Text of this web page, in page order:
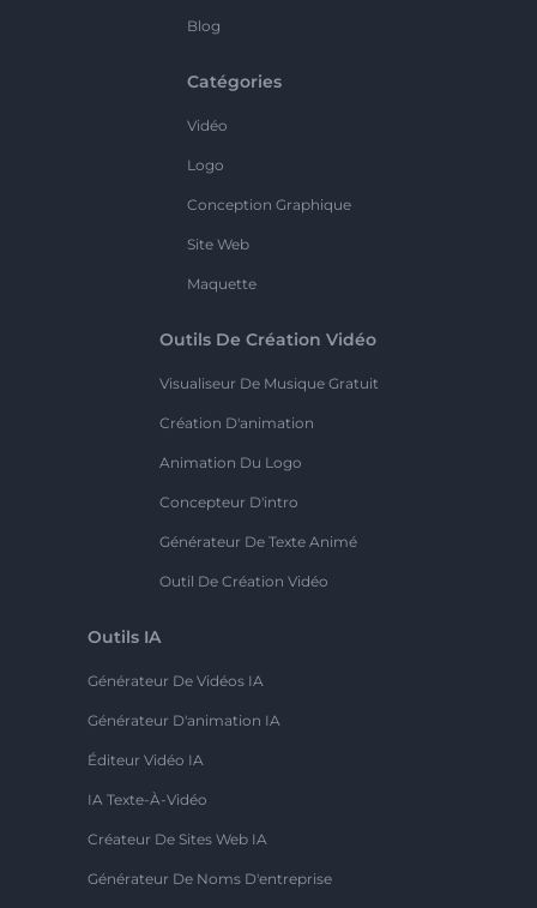
Blog
Catégories
Vidéo
Logo
Conception Graphique
Site Web
Maquette
Outils De Création Vidéo
Visualiseur De Musique Gratuit
Création D'animation
Animation Du Logo
Concepteur D'intro
Générateur De Texte Animé
Outil De Création Vidéo
Outils IA
Générateur De Vidéos IA
Générateur D'animation IA
Éditeur Vidéo IA
IA Texte-À-Vidéo
Créateur De Sites Web IA
Générateur De Noms D'entreprise